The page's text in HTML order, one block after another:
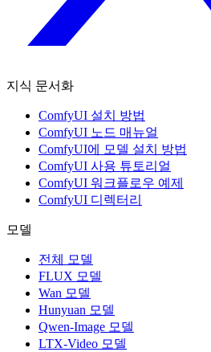
지식 문서화
ComfyUI 설치 방법
ComfyUI 노드 매뉴얼
ComfyUI에 모델 설치 방법
ComfyUI 사용 튜토리얼
ComfyUI 워크플로우 예제
ComfyUI 디렉터리
모델
전체 모델
FLUX 모델
Wan 모델
Hunyuan 모델
Qwen-Image 모델
LTX-Video 모델